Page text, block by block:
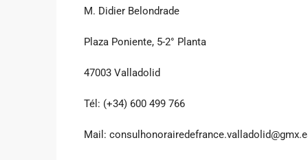
M. Didier Belondrade
Plaza Poniente, 5-2° Planta
47003 Valladolid
Tél: (+34) 600 499 766
Mail: